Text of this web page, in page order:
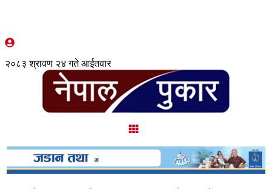
२०८३ श्रावण २४ गते आईतवार